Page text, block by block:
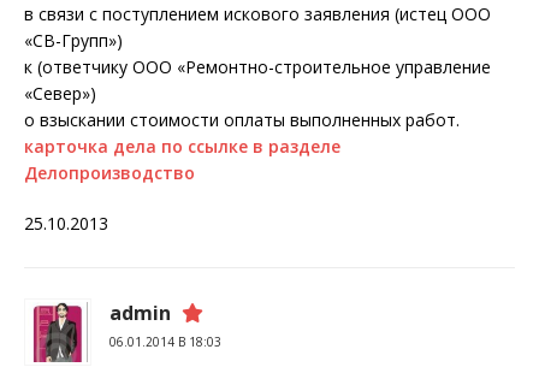
в связи с поступлением искового заявления (истец ООО
«СВ-Групп»)
к (ответчику ООО «Ремонтно-строительное управление
«Север»)
о взыскании стоимости оплаты выполненных работ.
карточка дела по ссылке в разделе
Делопроизводство
25.10.2013
admin
06.01.2014 В 18:03